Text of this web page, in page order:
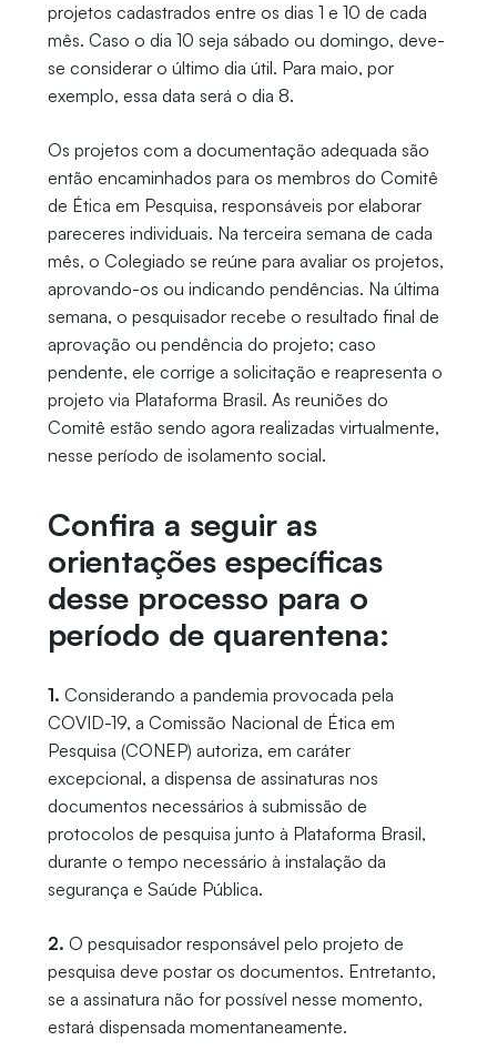
projetos cadastrados entre os dias 1 e 10 de cada
mês. Caso o dia 10 seja sábado ou domingo, deve-
se considerar o último dia útil. Para maio, por
exemplo, essa data será o dia 8.
Os projetos com a documentação adequada são
então encaminhados para os membros do Comitê
de Ética em Pesquisa, responsáveis por elaborar
pareceres individuais. Na terceira semana de cada
mês, o Colegiado se reúne para avaliar os projetos,
aprovando-os ou indicando pendências. Na última
semana, o pesquisador recebe o resultado final de
aprovação ou pendência do projeto; caso
pendente, ele corrige a solicitação e reapresenta o
projeto via Plataforma Brasil. As reuniões do
Comitê estão sendo agora realizadas virtualmente,
nesse período de isolamento social.
Confira a seguir as
orientações específicas
desse processo para o
período de quarentena:
1. Considerando a pandemia provocada pela
COVID-19, a Comissão Nacional de Ética em
Pesquisa (CONEP) autoriza, em caráter
excepcional, a dispensa de assinaturas nos
documentos necessários à submissão de
protocolos de pesquisa junto à Plataforma Brasil,
durante o tempo necessário à instalação da
segurança e Saúde Pública.
2. O pesquisador responsável pelo projeto de
pesquisa deve postar os documentos. Entretanto,
se a assinatura não for possível nesse momento,
estará dispensada momentaneamente.